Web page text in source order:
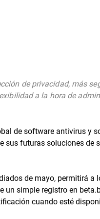
de privacidad, más
a la hora de
de software antivirus y
sus futuras soluciones de
de mayo, permitirá a
simple registro en
cuando esté